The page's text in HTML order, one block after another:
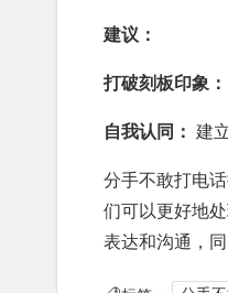
建议：
打破刻板印象：
自我认同： 建
分手不敢打电
们可以更好地
表达和沟通，